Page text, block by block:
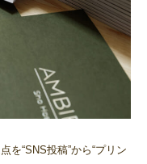
を“SNS投稿”から“プリン